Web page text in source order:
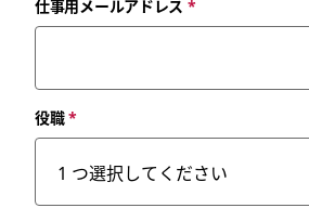
仕事用メールアドレス *
役職*